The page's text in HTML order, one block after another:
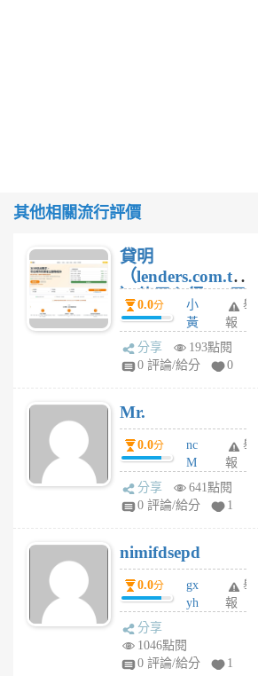
其他相關流行評價
貸明
（lenders.com.tw
）使用心得 — 民
間貸款比較平台
體驗
0.0分
小
黃
蜂
1
舉
報
分享
193點閱
0 評論/給分
0
Mr.
0.0分
nc
M
U
F
U
5
個
月
舉
報
分享
641點閱
0 評論/給分
1
nimifdsepd
0.0分
gx
yh
jl
舉
報
分享
1046點閱
0 評論/給分
1